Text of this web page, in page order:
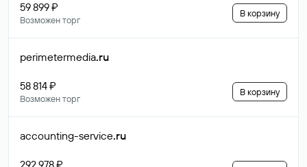
59 899 ₽
Возможен торг
В корзину
perimetermedia.ru
58 814 ₽
Возможен торг
В корзину
accounting-service.ru